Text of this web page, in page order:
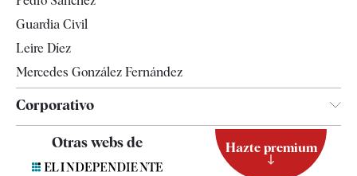
Guardia Civil
Leire Díez
Mercedes González Fernández
Corporativo
Contacto
Otras webs de Hazte premium